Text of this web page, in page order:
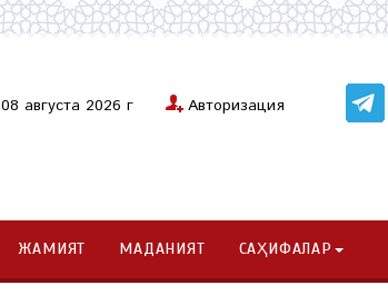
08 августа 2026 г Авторизация
ЖАМИЯТ МАДАНИЯТ САҲИФАЛАР